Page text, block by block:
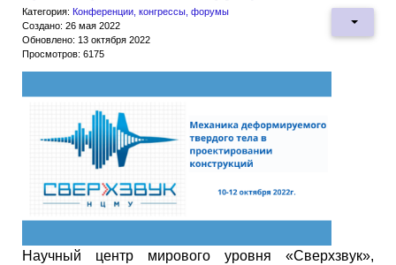
Категория: Конференции, конгрессы, форумы
Создано: 26 мая 2022
Обновлено: 13 октября 2022
Просмотров: 6175
Научный центр мирового уровня «Сверхзвук»,